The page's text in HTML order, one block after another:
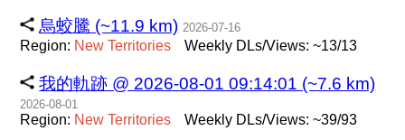
烏蛟騰 (~11.9 km) 2026-07-16
Region: New Territories Weekly DLs/Views: ~13/13
我的軌跡 @ 2026-08-01 09:14:01 (~7.6 km)
2026-08-01
Region: New Territories Weekly DLs/Views: ~39/93